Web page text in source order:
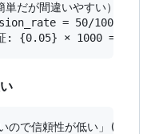
だが間違いやすい）
= 50/1000 =
ので信頼性が低い」(問題提